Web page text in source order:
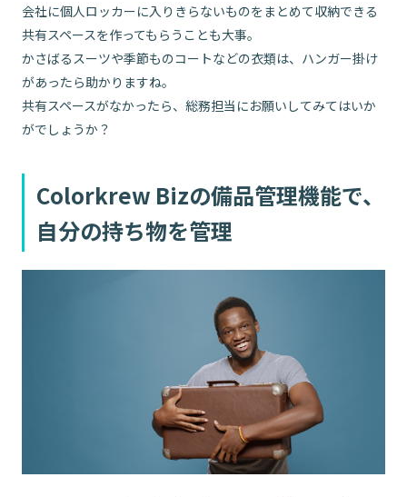
会社に個人ロッカーに入りきらないものをまとめて収納できる
共有スペースを作ってもらうことも大事。
かさばるスーツや季節ものコートなどの衣類は、ハンガー掛け
があったら助かりますね。
共有スペースがなかったら、総務担当にお願いしてみてはいか
がでしょうか？
Colorkrew Bizの備品管理機能で、
自分の持ち物を管理